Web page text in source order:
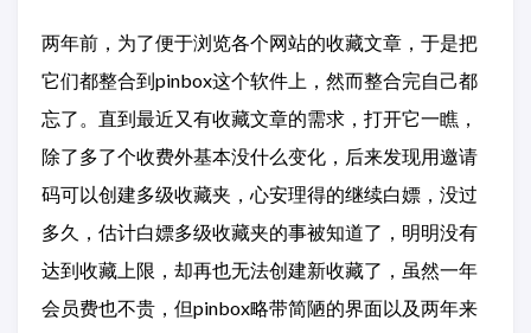
两年前，为了便于浏览各个网站的收藏文章，于是把
它们都整合到pinbox这个软件上，然而整合完自己都
忘了。直到最近又有收藏文章的需求，打开它一瞧，
除了多了个收费外基本没什么变化，后来发现用邀请
码可以创建多级收藏夹，心安理得的继续白嫖，没过
多久，估计白嫖多级收藏夹的事被知道了，明明没有
达到收藏上限，却再也无法创建新收藏了，虽然一年
会员费也不贵，但pinbox略带简陋的界面以及两年来